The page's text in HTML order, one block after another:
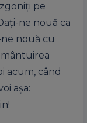
pe
ne nouă ca
nouă cu
acum, când
așa: